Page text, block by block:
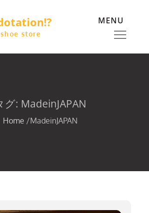
store
MENU
グ: MadeinJAPAN
Home MadeinJAPAN